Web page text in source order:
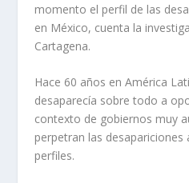
momento el perfil de las
en México, cuenta la
Cartagena.
Hace 60 años en América
desaparecía sobre todo a
contexto de gobiernos muy
perpetran las
perfiles.